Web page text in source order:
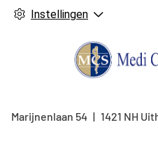
Instellingen
Marijnenlaan 54 1421 NH